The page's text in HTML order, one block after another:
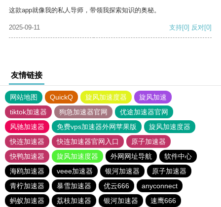
这款app就像我的私人导师，带领我探索知识的奥秘。
2025-09-11 支持[0] 反对[0]
友情链接
网站地图 QuickQ 旋风加速度器
旋风加速
tiktok加速器
狗急加速器官网
优途加速器官网
风驰加速器
免费vps加速器外网苹果版
旋风加速度器
快连加速器
快连加速器官网入口
原子加速器
快鸭加速器
旋风加速度器 外网网址导航
软件中心
海鸥加速器
veee加速器 银河加速器
原子加速器
青柠加速器
暴雪加速器 优云666
anyconnect
蚂蚁加速器
荔枝加速器 银河加速器 速鹰666